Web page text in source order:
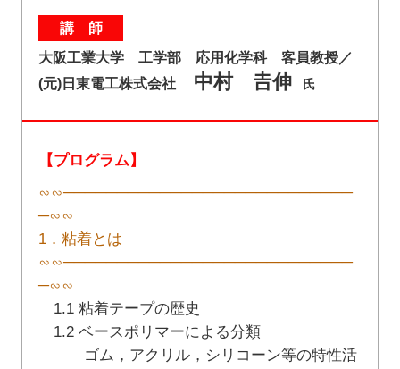
講 師
大阪工業大学 工学部 応用化学科 客員教授／
(元)日東電工株式会社
中村 𠮷伸 氏
【プログラム】
∽∽───────────────────────────
─∽∽
1．粘着とは
∽∽───────────────────────────
─∽∽
1.1 粘着テープの歴史
1.2 ベースポリマーによる分類
ゴム，アクリル，シリコーン等の特性活